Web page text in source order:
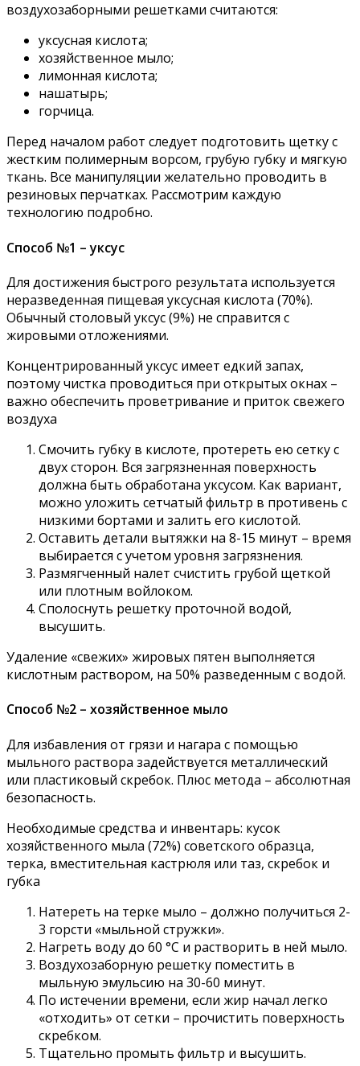
воздухозаборными решетками считаются:
уксусная кислота;
хозяйственное мыло;
лимонная кислота;
нашатырь;
горчица.
Перед началом работ следует подготовить щетку с
жестким полимерным ворсом, грубую губку и мягкую
ткань. Все манипуляции желательно проводить в
резиновых перчатках. Рассмотрим каждую
технологию подробно.
Способ №1 – уксус
Для достижения быстрого результата используется
неразведенная пищевая уксусная кислота (70%).
Обычный столовый уксус (9%) не справится с
жировыми отложениями.
Концентрированный уксус имеет едкий запах,
поэтому чистка проводиться при открытых окнах –
важно обеспечить проветривание и приток свежего
воздуха
Смочить губку в кислоте, протереть ею сетку с
двух сторон. Вся загрязненная поверхность
должна быть обработана уксусом. Как вариант,
можно уложить сетчатый фильтр в противень с
низкими бортами и залить его кислотой.
Оставить детали вытяжки на 8-15 минут – время
выбирается с учетом уровня загрязнения.
Размягченный налет счистить грубой щеткой
или плотным войлоком.
Сполоснуть решетку проточной водой,
высушить.
Удаление «свежих» жировых пятен выполняется
кислотным раствором, на 50% разведенным с водой.
Способ №2 – хозяйственное мыло
Для избавления от грязи и нагара с помощью
мыльного раствора задействуется металлический
или пластиковый скребок. Плюс метода – абсолютная
безопасность.
Необходимые средства и инвентарь: кусок
хозяйственного мыла (72%) советского образца,
терка, вместительная кастрюля или таз, скребок и
губка
Натереть на терке мыло – должно получиться 2-
3 горсти «мыльной стружки».
Нагреть воду до 60 °С и растворить в ней мыло.
Воздухозаборную решетку поместить в
мыльную эмульсию на 30-60 минут.
По истечении времени, если жир начал легко
«отходить» от сетки – прочистить поверхность
скребком.
Тщательно промыть фильтр и высушить.